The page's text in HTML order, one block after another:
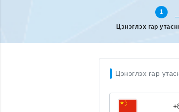
1
Цэнэглэх гар
Цэнэглэх гар